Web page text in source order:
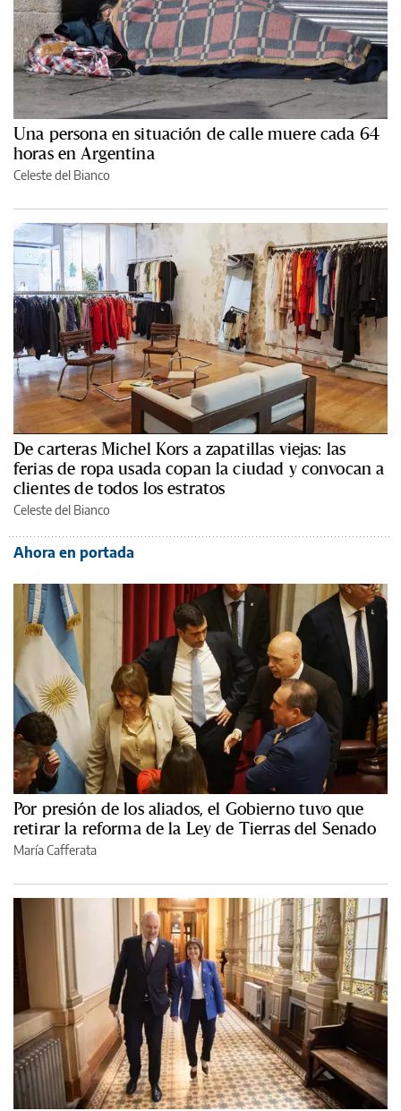
Una persona en situación de calle muere cada 64
horas en Argentina
Celeste del Bianco
De carteras Michel Kors a zapatillas viejas: las
ferias de ropa usada copan la ciudad y convocan a
clientes de todos los estratos
Celeste del Bianco
Ahora en portada
Por presión de los aliados, el Gobierno tuvo que
retirar la reforma de la Ley de Tierras del Senado
María Cafferata